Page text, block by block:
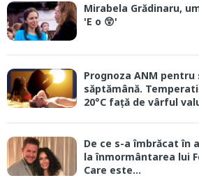
Mirabela Grădinaru,
'E o 😲'
Prognoza ANM
săptămână.
20°C față de vârful
De ce s-a îmbrăcat în
la înmormântarea lui
Care este...